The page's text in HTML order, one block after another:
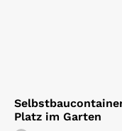
Platz im Garten